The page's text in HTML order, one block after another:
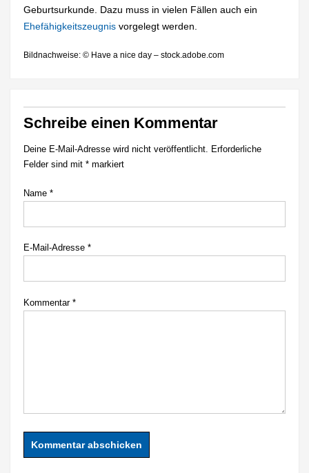
Geburtsurkunde. Dazu muss in vielen Fällen auch ein
Ehefähigkeitszeugnis vorgelegt werden.
Bildnachweise: © Have a nice day – stock.adobe.com
Schreibe einen Kommentar
Deine E-Mail-Adresse wird nicht veröffentlicht. Erforderliche
Felder sind mit* markiert
Name*
E-Mail-Adresse*
Kommentar*